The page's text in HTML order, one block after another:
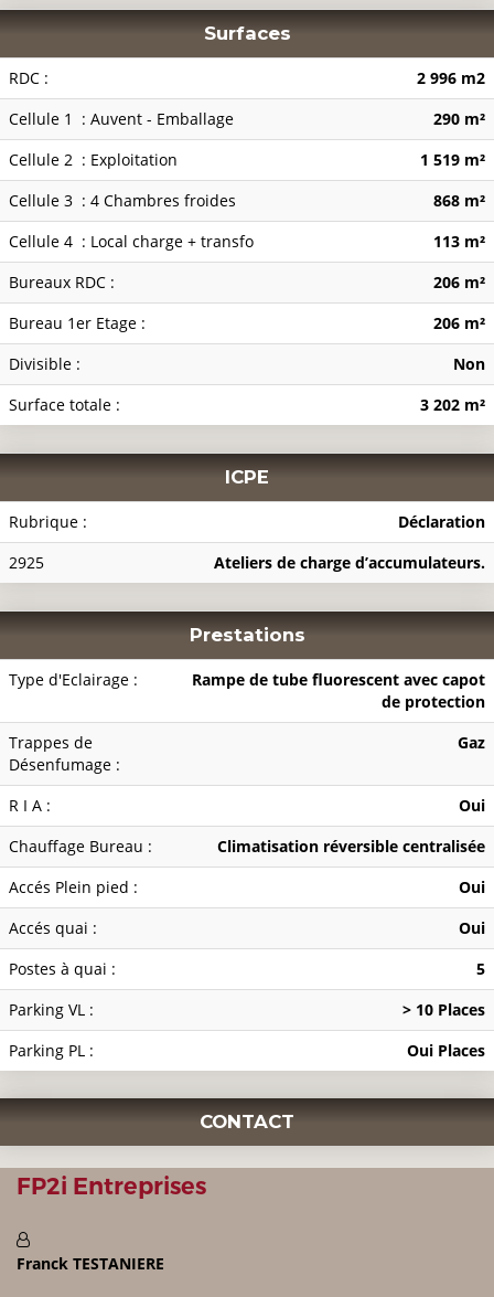
Surfaces
RDC :
2 996 m2
Cellule 1 : Auvent - Emballage
290 m²
Cellule 2 : Exploitation
1 519 m²
Cellule 3 : 4 Chambres froides
868 m²
Cellule 4 : Local charge + transfo
113 m²
Bureaux RDC :
206 m²
Bureau 1er Etage :
206 m²
Divisible :
Non
Surface totale :
3 202 m²
ICPE
Rubrique :
Déclaration
2925
Ateliers de charge d’accumulateurs.
Prestations
Type d'Eclairage :
Rampe de tube fluorescent avec capot
de protection
Trappes de
Désenfumage :
Gaz
R I A :
Oui
Chauffage Bureau :
Climatisation réversible centralisée
Accés Plein pied :
Oui
Accés quai :
Oui
Postes à quai :
5
Parking VL :
> 10 Places
Parking PL :
Oui Places
CONTACT
FP2i Entreprises
Franck TESTANIERE